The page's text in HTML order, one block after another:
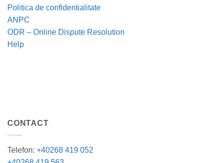
Politica de confidentialitate
ANPC
ODR – Online Dispute Resolution
Help
CONTACT
Telefon: +40268 419 052